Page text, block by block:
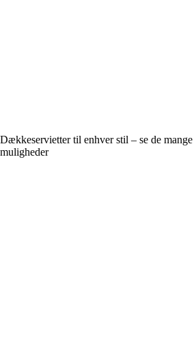
Dækkeservietter til enhver stil – se de mange
muligheder